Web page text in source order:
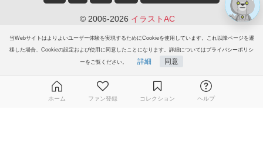
当Webサイトはよりよいユーザー体験を実現するためにCookieを使用しています。これ以降ページを遷
移した場合、Cookieの設定および使用に同意したことになります。詳細についてはプライバシーポリシ
ーをご覧ください。 詳細 同意
© 2006-2026 イラストAC
ホーム ファン登録 コレクション ヘルプ